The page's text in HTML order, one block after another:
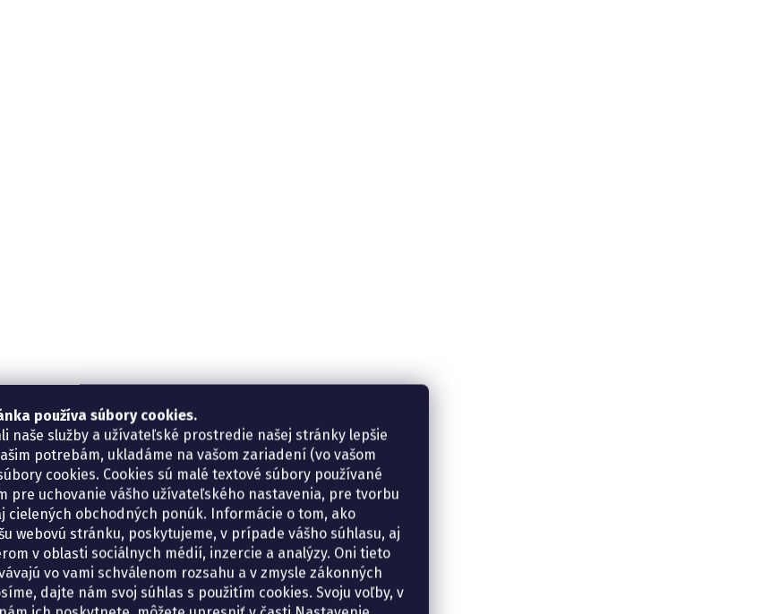
používa súbory cookies.
naše služby a užívateľské prostredie našej stránky lepšie
potrebám, ukladáme na vašom zariadení (vo vašom
cookies. Cookies sú malé textové súbory používané
pre uchovanie vášho užívateľského nastavenia, pre tvorbu
cielených obchodných ponúk. Informácie o tom, ako
webovú stránku, poskytujeme, v prípade vášho súhlasu, aj
v oblasti sociálnych médií, inzercie a analýzy. Oni tieto
vo vami schválenom rozsahu a v zmysle zákonných
dajte nám svoj súhlas s použitím cookies. Svoju voľby, v